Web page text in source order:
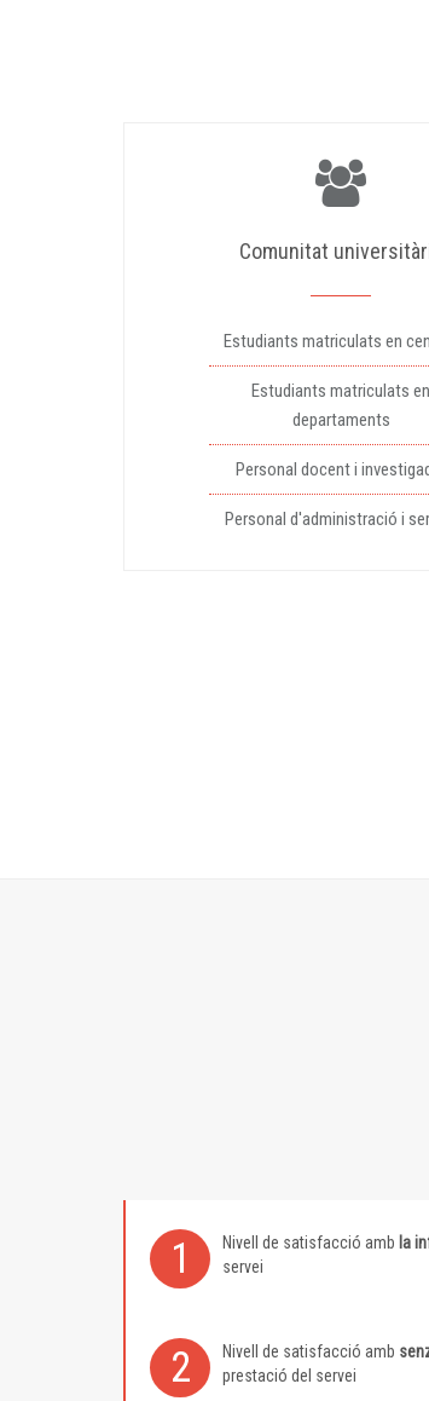
Comunitat
Estudiants matriculats en
Estudiants matriculats en
departaments
Personal docent i
Personal d'administració i
1 Nivell de satisfacció amb la
servei
2 Nivell de satisfacció amb
prestació del servei